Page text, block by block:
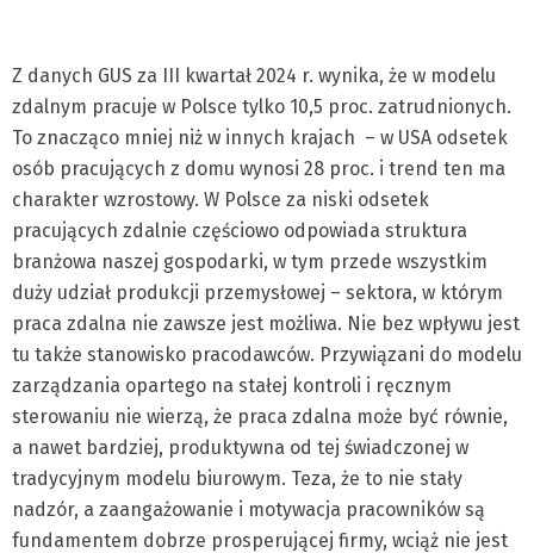
Z danych GUS za III kwartał 2024 r. wynika, że w modelu
zdalnym pracuje w Polsce tylko 10,5 proc. zatrudnionych.
To znacząco mniej niż w innych krajach – w USA odsetek
osób pracujących z domu wynosi 28 proc. i trend ten ma
charakter wzrostowy. W Polsce za niski odsetek
pracujących zdalnie częściowo odpowiada struktura
branżowa naszej gospodarki, w tym przede wszystkim
duży udział produkcji przemysłowej – sektora, w którym
praca zdalna nie zawsze jest możliwa. Nie bez wpływu jest
tu także stanowisko pracodawców. Przywiązani do modelu
zarządzania opartego na stałej kontroli i ręcznym
sterowaniu nie wierzą, że praca zdalna może być równie,
a nawet bardziej, produktywna od tej świadczonej w
tradycyjnym modelu biurowym. Teza, że to nie stały
nadzór, a zaangażowanie i motywacja pracowników są
fundamentem dobrze prosperującej firmy, wciąż nie jest